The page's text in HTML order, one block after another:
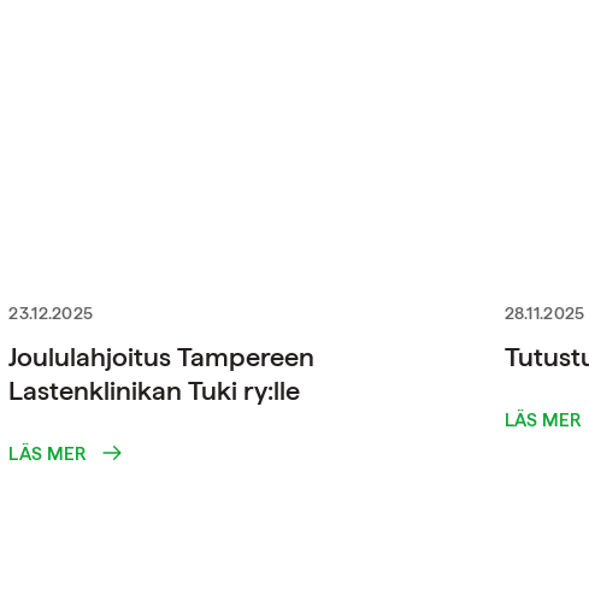
23.12.2025
Joululahjoitus Tampereen
Lastenklinikan Tuki ry:lle
LÄS MER
28.11.2025
LÄS MER